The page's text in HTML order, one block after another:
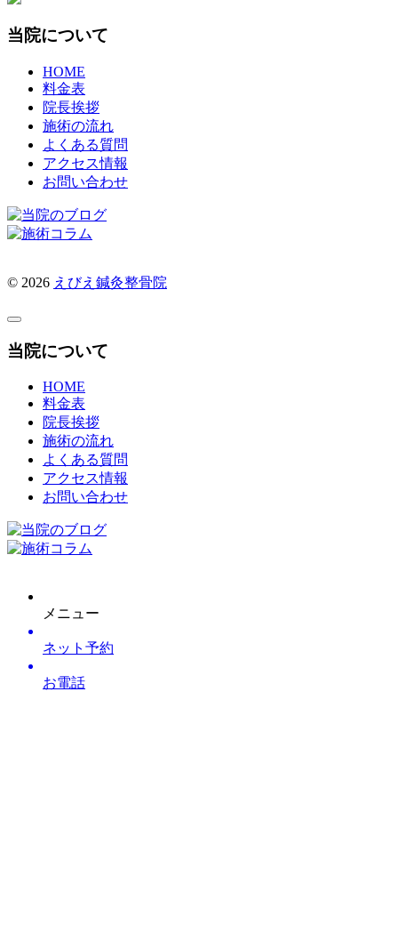
当院について
HOME
料金表
院長挨拶
施術の流れ
よくある質問
アクセス情報
お問い合わせ
© 2026 えびえ鍼灸整骨院
当院について
HOME
料金表
院長挨拶
施術の流れ
よくある質問
アクセス情報
お問い合わせ
メニュー
ネット予約
お電話